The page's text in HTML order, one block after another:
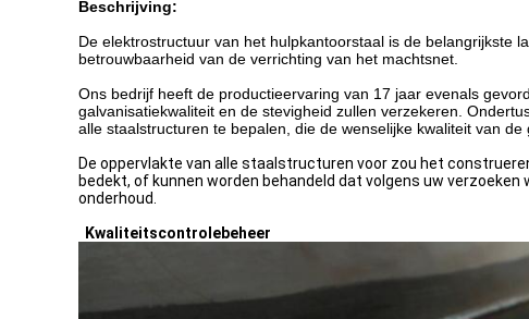
Beschrijving:
De elektrostructuur van het hulpkantoorstaal is de belangrijkste
betrouwbaarheid van de verrichting van het machtsnet.
Ons bedrijf heeft de productieervaring van 17 jaar evenals
galvanisatiekwaliteit en de stevigheid zullen verzekeren.
alle staalstructuren te bepalen, die de wenselijke kwaliteit van
De oppervlakte van alle staalstructuren voor zou het
bedekt, of kunnen worden behandeld dat volgens uw
onderhoud.
Kwaliteitscontrolebeheer